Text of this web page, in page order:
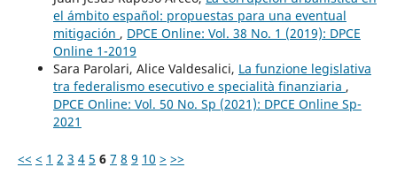
el ámbito español: propuestas para una eventual
mitigación , DPCE Online: Vol. 38 No. 1 (2019): DPCE
Online 1-2019
Sara Parolari, Alice Valdesalici, La funzione legislativa
tra federalismo esecutivo e specialità finanziaria ,
DPCE Online: Vol. 50 No. Sp (2021): DPCE Online Sp-
2021
<< < 1 2 3 4 5 6 7 8 9 10 > >>